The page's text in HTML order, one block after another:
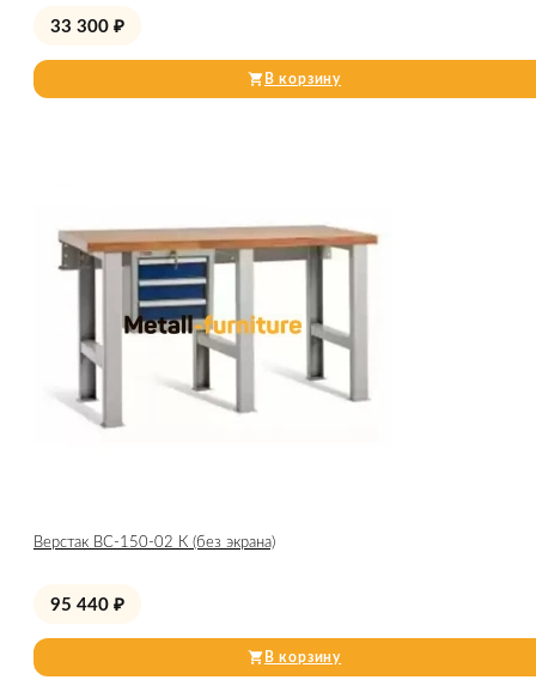
33 300 ₽
В корзину
Верстак ВС-150-02 К (без экрана)
95 440 ₽
В корзину